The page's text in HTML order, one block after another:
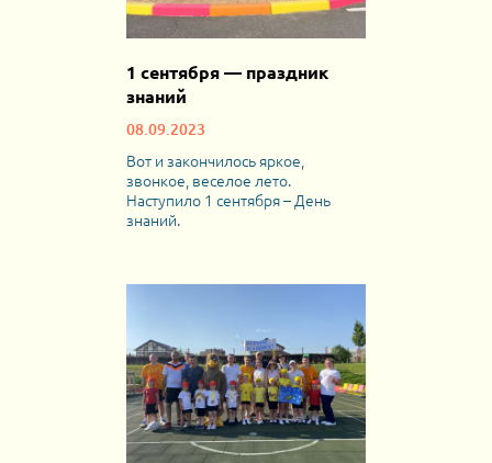
1 сентября — праздник
знаний
08.09.2023
Вот и закончилось яркое,
звонкое, веселое лето.
Наступило 1 сентября – День
знаний.